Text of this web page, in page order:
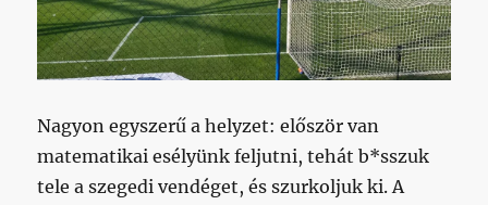
Nagyon egyszerű a helyzet: először van
matematikai esélyünk feljutni, tehát b*sszuk
tele a szegedi vendéget, és szurkoljuk ki. A